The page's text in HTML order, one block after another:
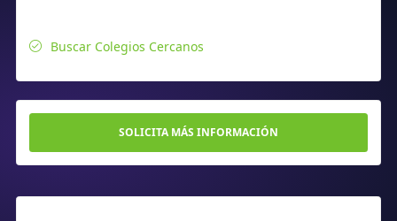
Buscar Colegios Cercanos
SOLICITA MÁS INFORMACIÓN